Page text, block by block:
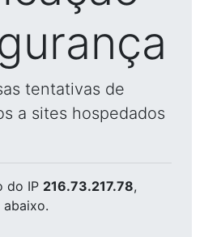
tentativas de
a sites hospedados
do IP 216.73.217.78,